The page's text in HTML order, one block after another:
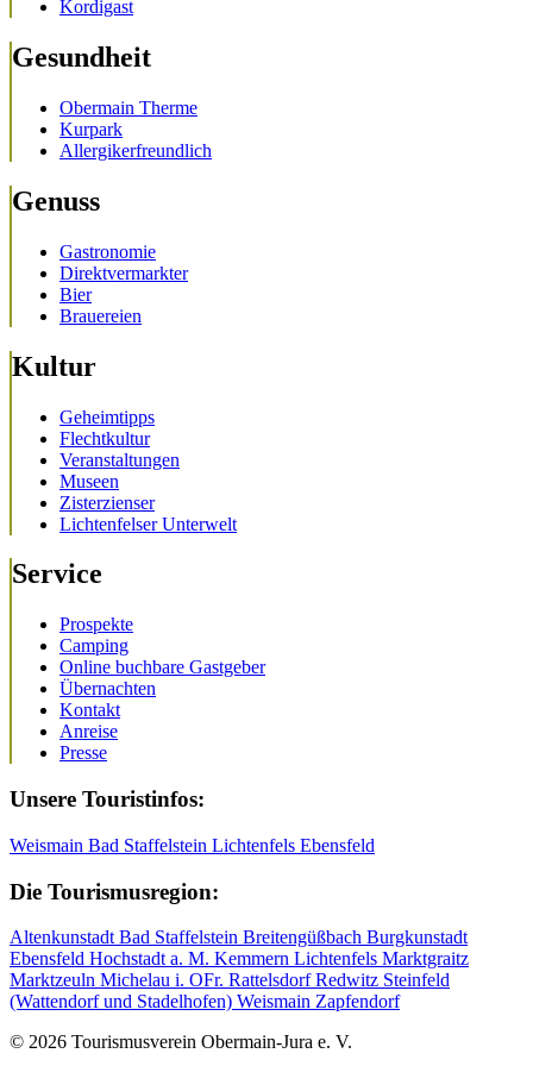
Kordigast
Gesundheit
Obermain Therme
Kurpark
Allergikerfreundlich
Genuss
Gastronomie
Direktvermarkter
Bier
Brauereien
Kultur
Geheimtipps
Flechtkultur
Veranstaltungen
Museen
Zisterzienser
Lichtenfelser Unterwelt
Service
Prospekte
Camping
Online buchbare Gastgeber
Übernachten
Kontakt
Anreise
Presse
Unsere Touristinfos:
Weismain Bad Staffelstein Lichtenfels Ebensfeld
Die Tourismusregion:
Altenkunstadt Bad Staffelstein Breitengüßbach Burgkunstadt
Ebensfeld Hochstadt a. M. Kemmern Lichtenfels Marktgraitz
Marktzeuln Michelau i. OFr. RattelsdorfRedwitz Steinfeld
(Wattendorf und Stadelhofen) Weismain Zapfendorf
© 2026 Tourismusverein Obermain-Jura e. V.